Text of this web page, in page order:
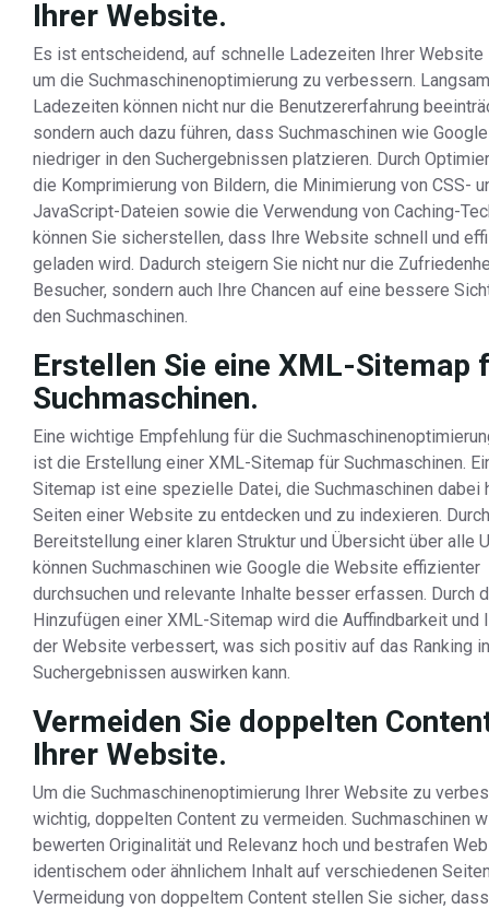
Ihrer Website.
Es ist entscheidend, auf schnelle Ladezeiten Ihrer Website
um die Suchmaschinenoptimierung zu verbessern.
Ladezeiten können nicht nur die Benutzererfahrung
sondern auch dazu führen, dass Suchmaschinen wie
niedriger in den Suchergebnissen platzieren. Durch
die Komprimierung von Bildern, die Minimierung von CSS-
JavaScript-Dateien sowie die Verwendung von Caching-
können Sie sicherstellen, dass Ihre Website schnell und
geladen wird. Dadurch steigern Sie nicht nur die
Besucher, sondern auch Ihre Chancen auf eine bessere
den Suchmaschinen.
Erstellen Sie eine XML-Sitemap
Suchmaschinen.
Eine wichtige Empfehlung für die
ist die Erstellung einer XML-Sitemap für Suchmaschinen.
Sitemap ist eine spezielle Datei, die Suchmaschinen dabei
Seiten einer Website zu entdecken und zu indexieren.
Bereitstellung einer klaren Struktur und Übersicht über alle
können Suchmaschinen wie Google die Website effizienter
durchsuchen und relevante Inhalte besser erfassen. Durch
Hinzufügen einer XML-Sitemap wird die Auffindbarkeit und
der Website verbessert, was sich positiv auf das Ranking
Suchergebnissen auswirken kann.
Vermeiden Sie doppelten
Ihrer Website.
Um die Suchmaschinenoptimierung Ihrer Website zu
wichtig, doppelten Content zu vermeiden. Suchmaschinen
bewerten Originalität und Relevanz hoch und bestrafen
identischem oder ähnlichem Inhalt auf verschiedenen
Vermeidung von doppeltem Content stellen Sie sicher,